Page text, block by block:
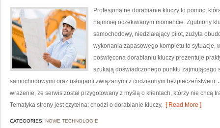
Profesjonalne dorabianie kluczy to pomoc,
najmniej oczekiwanym momencie. Zgubiony
samochodowy, niedziałający pilot, zużyta
wykonania zapasowego kompletu to sytuacje,
poświęcona dorabianiu kluczy prezentuje
szukają doświadczonego punktu zajmującego
samochodowymi oraz usługami związanymi z codziennym
wrażenie, że serwis został przygotowany z myślą o klientach, którzy nie chcą
Tematyka strony jest czytelna: chodzi o dorabianie kluczy, [ Read More ]
CATEGORIES: NOWE TECHNOLOGIE